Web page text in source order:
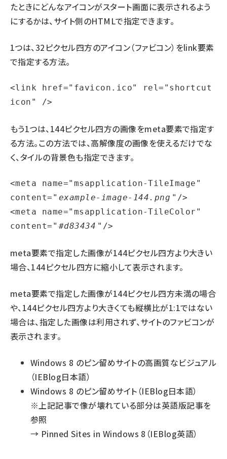
たときにどんなアイコンがスタート画面に表示されるよう
にするかは、サイト側のHTMLで指定できます。
1つは、32ピクセル四方のアイコン（ファビコン）をlink要素
で指定する方法。
<link href="favicon.ico" rel="shortcut
icon" />
もう1つは、144ピクセル四方の画像をmeta要素で指定す
る方法。この方法では、高解像度の画像を使えるだけでな
く、タイルの背景色も指定できます。
<meta name="msapplication-TileImage"
content=" example-image-144.png "/>
<meta name="msapplication-TileColor"
content=" #d83434 "/>
meta要素で指定した画像が144ピクセル四方より大きい
場合、144ピクセル四方に縮小して表示されます。
meta要素で指定した画像が144ピクセル四方未満の場合
や、144ピクセル四方より大きくても縦横比が1:1ではない
場合は、指定した画像は利用されず、サイトのファビコンが
表示されます。
Windows 8 のピン留めサイトの高画質なビジュアル
（IEBlog日本語）
Windows 8 のピン留めサイト （IEBlog日本語）
※上記記事で像が壊れている部分は英語版記事を
参照
→ Pinned Sites in Windows 8 （IEBlog英語）